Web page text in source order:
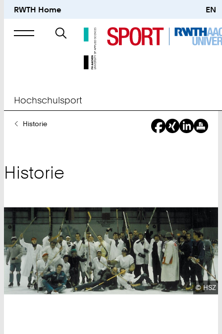
RWTH Home EN
Suche
nach
Hochschulsport
SieHistorie
Historie
©HSZ